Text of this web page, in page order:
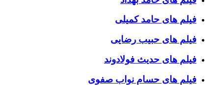
فیلم های حامد کمیلی
فیلم های حبیب رضایی
فیلم های حدیث فولادوند
فیلم های حسام نواب صفوی